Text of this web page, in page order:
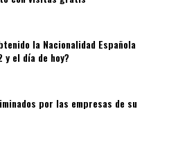
la Nacionalidad Española
el día de hoy?
por las empresas de su